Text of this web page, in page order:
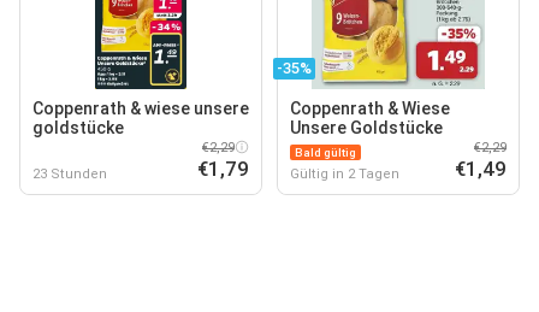
Coppenrath & wiese unsere
goldstücke
23 Stunden
€2,29
€1,79
-35%
Coppenrath & Wiese
Unsere Goldstücke
Bald gültig
Gültig in 2 Tagen
€2,29
€1,49